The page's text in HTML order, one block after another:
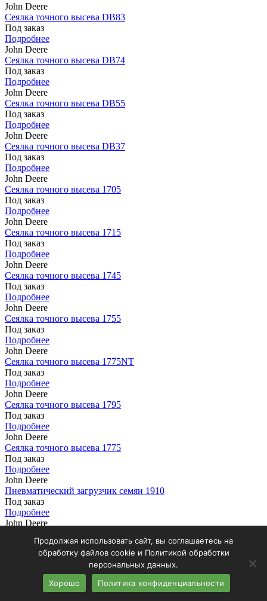
John Deere
Сеялка точного высева DB83
Под заказ
Подробнее
John Deere
Сеялка точного высева DB74
Под заказ
Подробнее
John Deere
Сеялка точного высева DB55
Под заказ
Подробнее
John Deere
Сеялка точного высева DB37
Под заказ
Подробнее
John Deere
Сеялка точного высева 1705
Под заказ
Подробнее
John Deere
Сеялка точного высева 1715
Под заказ
Подробнее
John Deere
Сеялка точного высева 1745
Под заказ
Подробнее
John Deere
Сеялка точного высева 1755
Под заказ
Подробнее
John Deere
Сеялка точного высева 1775NT
Под заказ
Подробнее
John Deere
Сеялка точного высева 1795
Под заказ
Подробнее
John Deere
Сеялка точного высева 1775
Под заказ
Подробнее
John Deere
Пневматический загрузчик семян 1910
Под заказ
Подробнее
John Deere
Под заказ
Подробнее
Сеялка пневматическая 740A
Продолжая использовать сайт, вы соглашаетесь на
обработку файлов cookie и Политикой обработки
персональных данных.
Хорошо
Политика конфиденциальности